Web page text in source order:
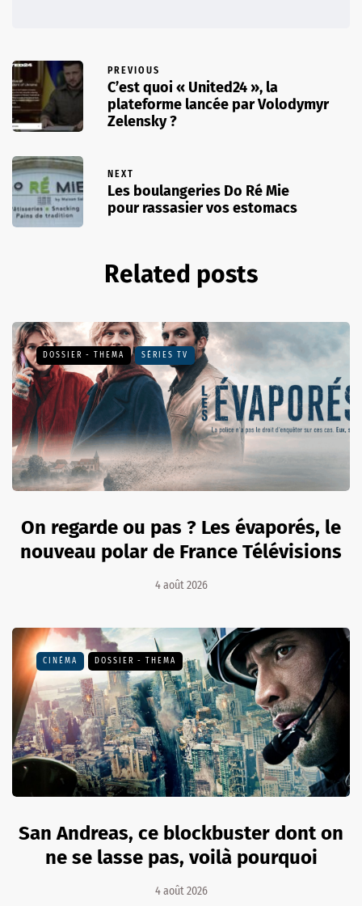
PREVIOUS
C’est quoi « United24 », la
plateforme lancée par Volodymyr
Zelensky ?
NEXT
Les boulangeries Do Ré Mie
pour rassasier vos estomacs
Related posts
DOSSIER - THEMA SÉRIES TV
On regarde ou pas ? Les évaporés, le
nouveau polar de France Télévisions
4 août 2026
CINÉMA DOSSIER - THEMA
San Andreas, ce blockbuster dont on
ne se lasse pas, voilà pourquoi
4 août 2026